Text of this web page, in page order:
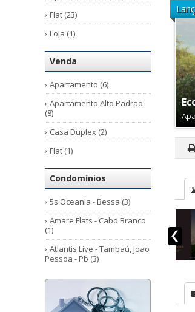
Flat (23)
Loja (1)
Venda
Apartamento (6)
Apartamento Alto Padrão
(8)
Casa Duplex (2)
Flat (1)
Condomínios
5s Oceania - Bessa (3)
Amare Flats - Cabo Branco
(1)
Atlantis Live - Tambaú, Joao
Pessoa - Pb (3)
Botanic - Cabo Branco, João
Pessoa - Pb (5)
Breeze Fck Residence (2)